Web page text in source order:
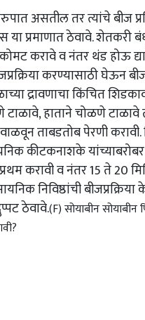
असतील तर त्यांचे बीज
या प्रमाणात ठेवावे. शेतकरी
करावे व नंतर थंड होऊ
करण्यासाठी घेऊन
द्रावणाचा किंचित
हाताने चोळणे टाळावे
ताबडतोब पेरणी करावी.
कीटकनाशके
प्रथम करावी व नंतर 15 ते 20
निविष्ठांची
ठेवावे.(F) सोयाबीन सोयाबीन